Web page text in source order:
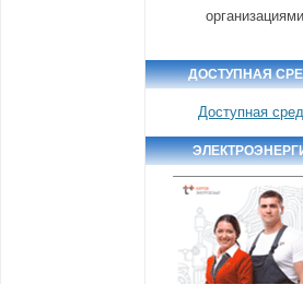
ДОСТУПНАЯ
Доступная